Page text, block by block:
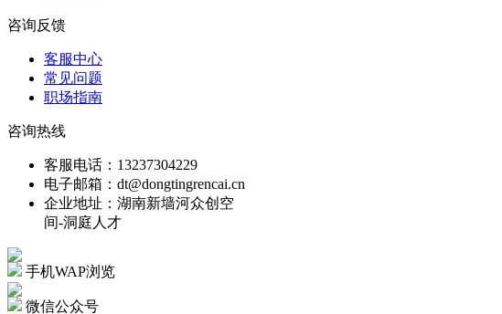
咨询反馈
客服中心
常见问题
职场指南
咨询热线
客服电话：13237304229
电子邮箱：dt@dongtingrencai.cn
企业地址：湖南新墙河众创空
间-洞庭人才
手机WAP浏览
微信公众号